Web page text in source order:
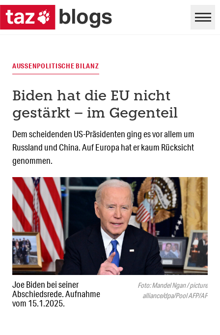
Joe Biden bei seiner
Abschiedsrede. Aufnahme
vom 15.1.2025.
Foto: Mandel Ngan / picture
alliance/dpa/Pool AFP/AP
AUSSENPOLITISCHE BILANZ
Biden hat die EU nicht
gestärkt – im Gegenteil
Dem scheidenden US-Präsidenten ging es vor allem um
Russland und China. Auf Europa hat er kaum Rücksicht
genommen.